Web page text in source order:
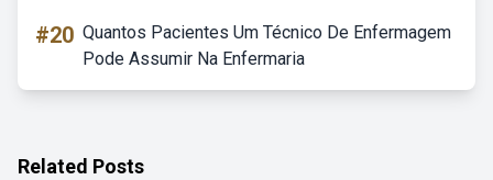
#20 Quantos Pacientes Um Técnico De Enfermagem
Pode Assumir Na Enfermaria
Related Posts